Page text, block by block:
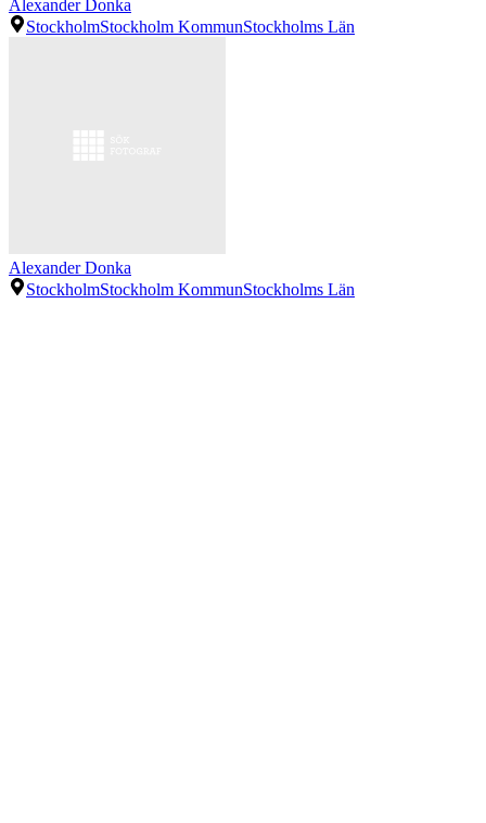
Alexander Donka
StockholmStockholm KommunStockholms Län
Alexander Donka
StockholmStockholm KommunStockholms Län